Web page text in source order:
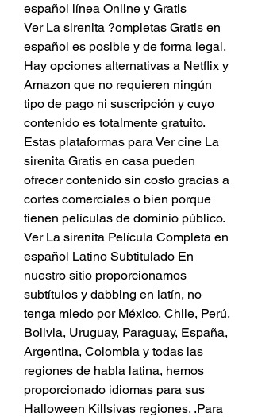
español línea Online y Gratis
Ver La sirenita ?ompletas Gratis en
español es posible y de forma legal.
Hay opciones alternativas a Netflix y
Amazon que no requieren ningún
tipo de pago ni suscripción y cuyo
contenido es totalmente gratuito.
Estas plataformas para Ver cine La
sirenita Gratis en casa pueden
ofrecer contenido sin costo gracias a
cortes comerciales o bien porque
tienen películas de dominio público.
Ver La sirenita Película Completa en
español Latino Subtitulado En
nuestro sitio proporcionamos
subtítulos y dabbing en latín, no
tenga miedo por México, Chile, Perú,
Bolivia, Uruguay, Paraguay, España,
Argentina, Colombia y todas las
regiones de habla latina, hemos
proporcionado idiomas para sus
Halloween Killsivas regiones. .Para